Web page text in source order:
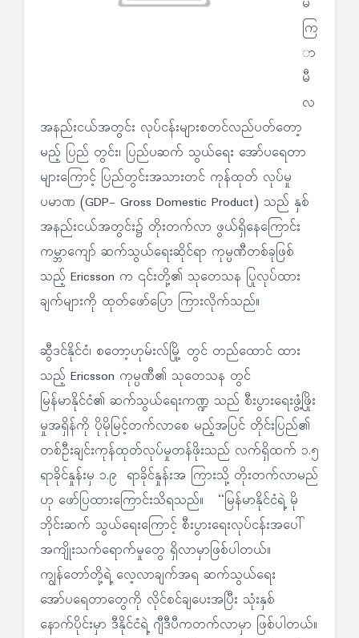
မ
ကြ
ာ
မီ
လ
အနည်းငယ်အတွင်း လုပ်ငန်းများစတင်လည်ပတ်တော့
မည့် ပြည် တွင်း၊ ပြည်ပဆက် သွယ်ရေး အော်ပရေတာ
များကြောင့် ပြည်တွင်းအသားတင် ကုန်ထုတ် လုပ်မှု
ပမာဏ (GDP- Gross Domestic Product) သည် နှစ်
အနည်းငယ်အတွင်း၌ တိုးတက်လာ ဖွယ်ရှိနေကြောင်း
ကမ္ဘာကျော် ဆက်သွယ်ရေးဆိုင်ရာ ကုမ္ပဏီတစ်ခုဖြစ်
သည့် Ericsson က ၎င်းတို့၏ သုတေသန ပြုလုပ်ထား
ချက်များကို ထုတ်ဖော်ပြော ကြားလိုက်သည်။
ဆွီဒင်နိုင်ငံ၊ စတော့ဟုမ်းလ်မြို့ တွင် တည်ထောင် ထား
သည့် Ericsson ကုမ္ပဏီ၏ သုတေသန တွင်
မြန်မာနိုင်ငံ၏ ဆက်သွယ်ရေးကဏ္ဍ သည် စီးပွားရေးဖွံ့ဖြိုး
မှုအရှိန်ကို ပိုမိုမြင့်တက်လာစေ မည့်အပြင် တိုင်းပြည်၏
တစ်ဦးချင်းကုန်ထုတ်လုပ်မှုတန်ဖိုးသည် လက်ရှိထက် ၁.၅
ရာခိုင်နှုန်းမှ ၁.၉ ရာခိုင်နှုန်းအ ကြားသို့ တိုးတက်လာမည်
ဟု ဖော်ပြထားကြောင်းသိရသည်။ “မြန်မာနိုင်ငံရဲ့ မို
ဘိုင်းဆက် သွယ်ရေးကြောင့် စီးပွားရေးလုပ်ငန်းအပေါ်
အကျိုးသက်ရောက်မှုတွေ ရှိလာမှာဖြစ်ပါတယ်။
ကျွန်တော်တို့ရဲ့ လေ့လာချက်အရ ဆက်သွယ်ရေး
အော်ပရေတာတွေကို လိုင်စင်ချပေးအပြီး သုံးနှစ်
နောက်ပိုင်းမှာ ဒီနိုင်ငံရဲ့ ဂျီဒီပီကတက်လာမှာ ဖြစ်ပါတယ်။